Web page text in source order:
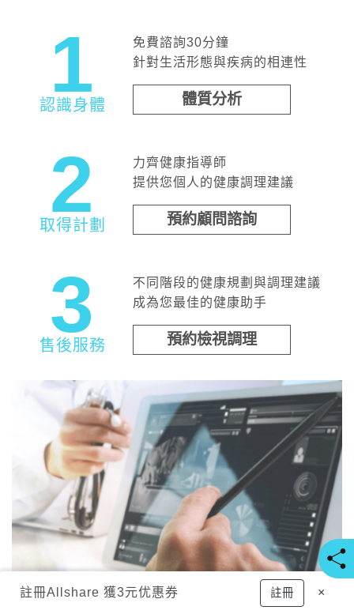
1
認識身體
免費諮詢30分鐘
針對生活形態與疾病的相連性
體質分析
2
取得計劃
力齊健康指導師
提供您個人的健康調理建議
預約顧問諮詢
3
售後服務
不同階段的健康規劃與調理建議
成為您最佳的健康助手
預約檢視調理
註冊Allshare 獲3元优惠券 註冊 ×